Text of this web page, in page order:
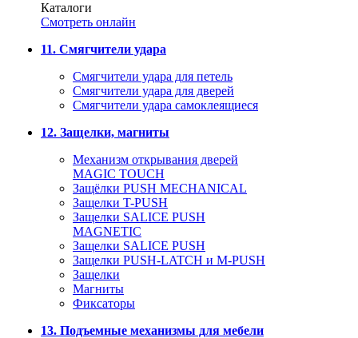
Каталоги
Смотреть онлайн
11. Смягчители удара
Смягчители удара для петель
Смягчители удара для дверей
Cмягчители удара самоклеящиеся
12. Защелки, магниты
Механизм открывания дверей
MAGIC TOUCH
Защёлки PUSH MECHANICAL
Защелки T-PUSH
Защелки SALICE PUSH
MAGNETIC
Защелки SALICE PUSH
Защелки PUSH-LATCH и M-PUSH
Защелки
Магниты
Фиксаторы
13. Подъемные механизмы для мебели